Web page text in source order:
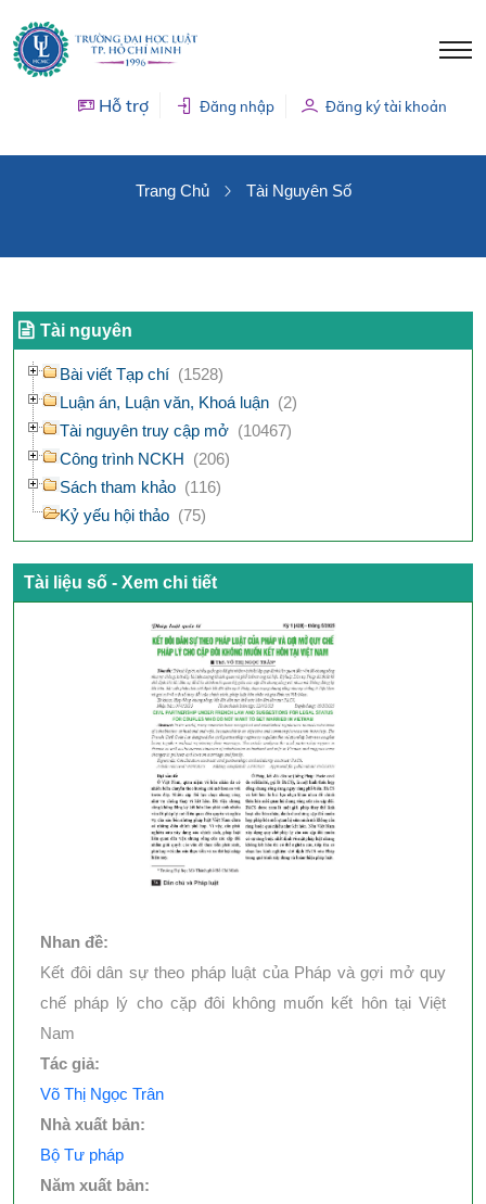
Hỗ trợ Đăng nhập Đăng ký tài khoản
Trang Chủ Tài Nguyên Số
Tài nguyên
Bài viết Tạp chí (1528)
Luận án, Luận văn, Khoá luận (2)
Tài nguyên truy cập mở (10467)
Công trình NCKH (206)
Sách tham khảo (116)
Kỷ yếu hội thảo (75)
Tài liệu số - Xem chi tiết
Nhan đề:
Kết đôi dân sự theo pháp luật của Pháp và gợi mở quy
chế pháp lý cho cặp đôi không muốn kết hôn tại Việt
Nam
Tác giả:
Võ Thị Ngọc Trân
Nhà xuất bản:
Bộ Tư pháp
Năm xuất bản: